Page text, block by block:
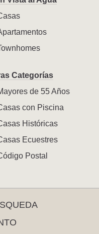
Categorías
de 55 Años
con Piscina
Históricas
Ecuestres
Postal